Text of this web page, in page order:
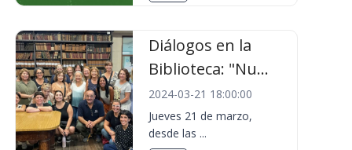
Diálogos en la
Biblioteca: "Nu...
2024-03-21 18:00:00
Jueves 21 de marzo,
desde las ...